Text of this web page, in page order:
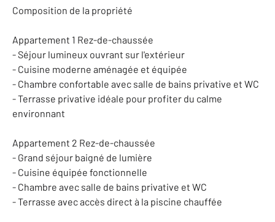
Composition de la propriété
Appartement 1 Rez-de-chaussée
- Séjour lumineux ouvrant sur l'extérieur
- Cuisine moderne aménagée et équipée
- Chambre confortable avec salle de bains privative et WC
- Terrasse privative idéale pour profiter du calme
environnant
Appartement 2 Rez-de-chaussée
- Grand séjour baigné de lumière
- Cuisine équipée fonctionnelle
- Chambre avec salle de bains privative et WC
- Terrasse avec accès direct à la piscine chauffée